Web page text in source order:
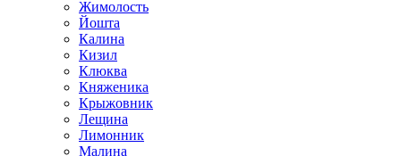
Жимолость
Йошта
Калина
Кизил
Клюква
Княженика
Крыжовник
Лещина
Лимонник
Малина